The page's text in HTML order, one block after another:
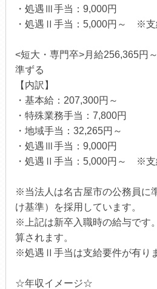
・処遇Ⅲ手当：9,000円
・処遇Ⅱ手当：5,000円～ ※支
<短大・専門卒>月給256,365
準ずる
【内訳】
・基本給：207,300円～
・特殊業務手当：7,800円
・地域手当：32,265円～
・処遇Ⅲ手当：9,000円
・処遇Ⅱ手当：5,000円～ ※支
※当法人は名古屋市の公務員に
け基準）を採用しています。
※上記は新卒入職時の給与です
算されます。
※処遇Ⅱ手当は支給要件が有りま
☆年収イメージ☆